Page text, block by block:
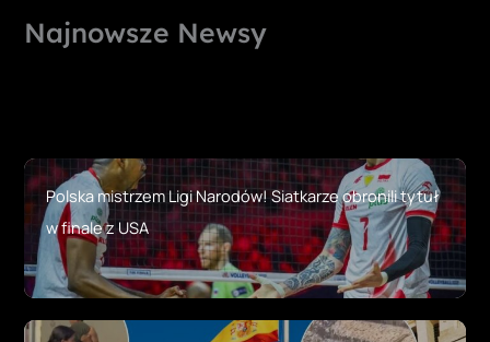
Najnowsze Newsy
Polska mistrzem Ligi Narodów! Siatkarze obronili tytuł
w finale z USA